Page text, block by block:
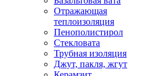
Отражающая
теплоизоляция
Пенополистирол
Стекловата
Трубная изоляция
Джут, пакля, жгут